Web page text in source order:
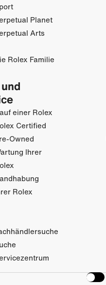
Planet
Arts
Rolex Familie
einer Rolex
Certified
Owned
Ihrer
Rolex